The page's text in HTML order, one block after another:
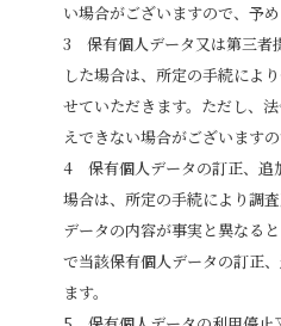
い場合がございますので、予め
保有個人データ又は第三者
した場合は、所定の手続によ
せていただきます。ただし、
えできない場合がございます
保有個人データの訂正、
場合は、所定の手続により調
データの内容が事実と異なる
で当該保有個人データの訂正
ます。